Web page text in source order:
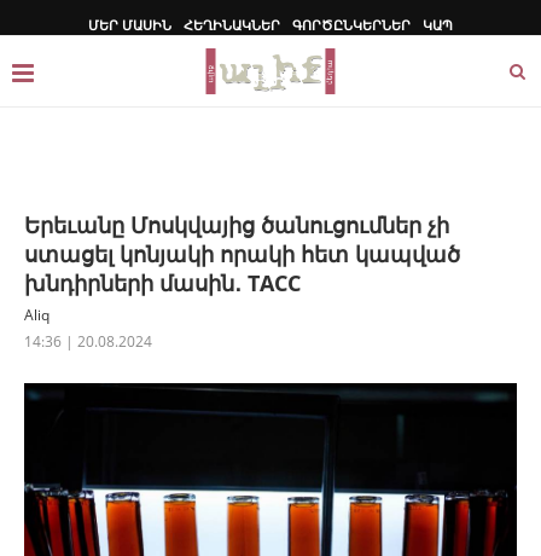
ՄԵՐ ՄԱՍԻՆ ՀԵՂԻՆԱԿՆԵՐ ԳՈՐԾԸՆԿԵՐՆԵՐ ԿԱՊ
Երեւանը Մոսկվայից ծանուցումներ չի
ստացել կոնյակի որակի հետ կապված
խնդիրների մասին․ TACC
Aliq
14:36 | 20.08.2024